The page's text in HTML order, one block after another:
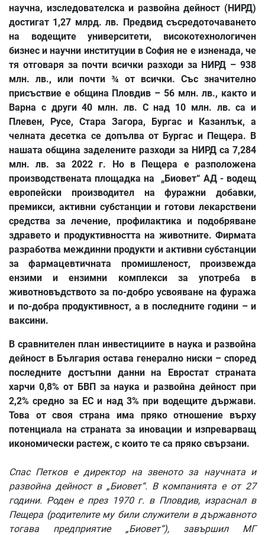
научна, изследователска и развойна дейност (НИРД)
достигат 1,27 млрд. лв. Предвид съсредоточаването
на водещите университети, високотехнологичен
бизнес и научни институции в София не е изненада, че
тя отговаря за почти всички разходи за НИРД – 938
млн. лв., или почти ¾ от всички. Със значително
присъствие е община Пловдив – 56 млн. лв., както и
Варна с други 40 млн. лв. С над 10 млн. лв. са и
Плевен, Русе, Стара Загора, Бургас и Казанлък, а
челната десетка се допълва от Бургас и Пещера. В
нашата община заделените разходи за НИРД са 7,284
млн. лв. за 2022 г. Но в Пещера е разположена
производствената площадка на „Биовет“ АД - водещ
европейски производител на фуражни добавки,
премикси, активни субстанции и готови лекарствени
средства за лечение, профилактика и подобряване
здравето и продуктивността на животните. Фирмата
разработва междинни продукти и активни субстанции
за фармацевтичната промишленост, произвежда
ензими и ензимни комплекси за употреба в
животновъдството за по-добро усвояване на фуража
и по-добра продуктивност, а в последните години – и
ваксини.
В сравнителен план инвестициите в наука и развойна
дейност в България остава генерално ниски – според
последните достъпни данни на Евростат страната
харчи 0,8% от БВП за наука и развойна дейност при
2,2% средно за ЕС и над 3% при водещите държави.
Това от своя страна има пряко отношение върху
потенциала на страната за иновации и изпреварващ
икономически растеж, с които те са пряко свързани.
Спас Петков е директор на звеното за научната и
развойна дейност в „Биовет“. В компанията е от 27
години. Роден е през 1970 г. в Пловдив, израснал в
Пещера (родителите му били служители в държавното
тогава предприятие „Биовет“), завършил МГ